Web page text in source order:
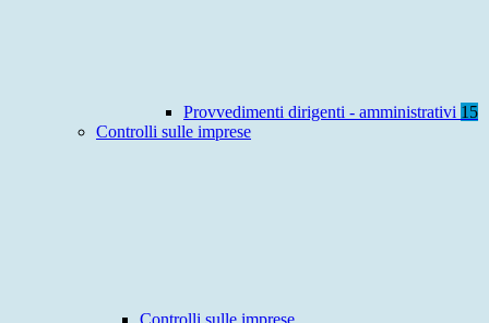
Provvedimenti dirigenti - amministrativi 15
Controlli sulle imprese